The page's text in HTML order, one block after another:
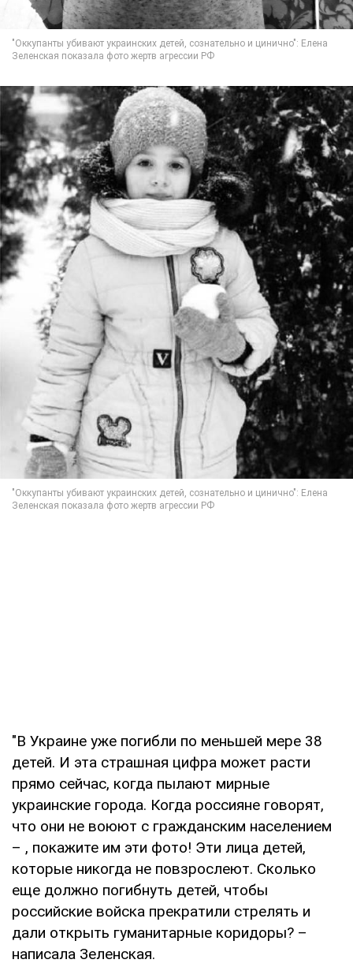
"В Украине уже погибли по меньшей мере 38
детей. И эта страшная цифра может расти
прямо сейчас, когда пылают мирные
украинские города. Когда россияне говорят,
что они не воюют с гражданским населением
– , покажите им эти фото! Эти лица детей,
которые никогда не повзрослеют. Сколько
еще должно погибнуть детей, чтобы
российские войска прекратили стрелять и
дали открыть гуманитарные коридоры? –
написала Зеленская.